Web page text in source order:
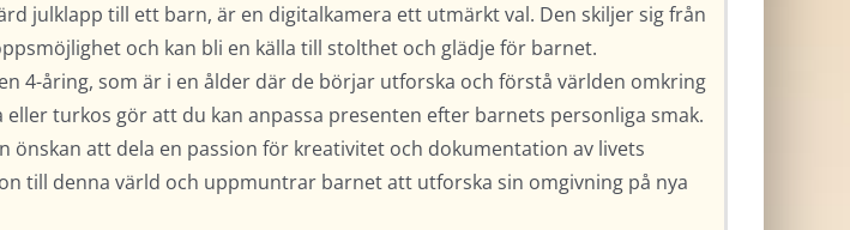
julklapp till ett barn, är en digitalkamera ett utmärkt val. Den skiljer sig från
och kan bli en källa till stolthet och glädje för barnet.
4-åring, som är i en ålder där de börjar utforska och förstå världen omkring
turkos gör att du kan anpassa presenten efter barnets personliga smak.
att dela en passion för kreativitet och dokumentation av livets
till denna värld och uppmuntrar barnet att utforska sin omgivning på nya